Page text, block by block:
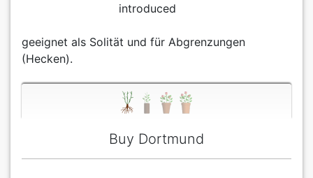
introduced
geeignet als Solität und für Abgrenzungen
(Hecken).
Buy Dortmund